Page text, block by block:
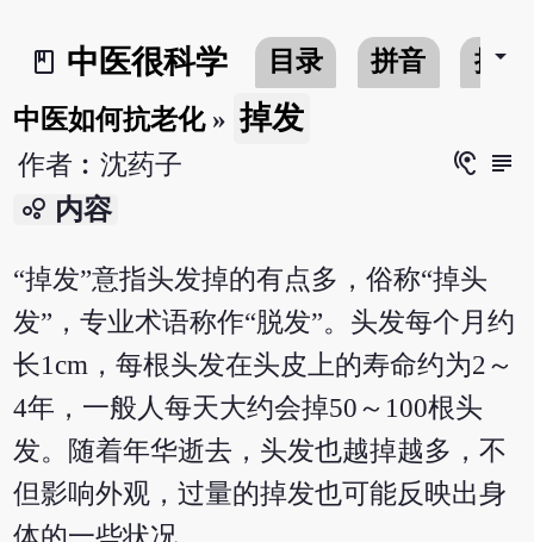
book_2
中医很科学 目录 拼音 搜寻
arrow_drop_down
中医如何抗老化» 掉发
作者︰沈药子 hearing subject
bubble_chart 内容
“掉发”意指头发掉的有点多，俗称“掉头
发”，专业术语称作“脱发”。头发每个月约
长1cm，每根头发在头皮上的寿命约为2～
4年，一般人每天大约会掉50～100根头
发。随着年华逝去，头发也越掉越多，不
但影响外观，过量的掉发也可能反映出身